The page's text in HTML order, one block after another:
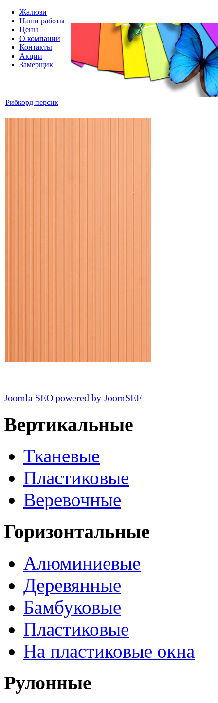
Жалюзи
Наши работы
Цены
О компании
Контакты
Акции
Замерщик
Рибкорд персик
Joomla SEO powered by JoomSEF
Вертикальные
Тканевые
Пластиковые
Веревочные
Горизонтальные
Алюминиевые
Деревянные
Бамбуковые
Пластиковые
На пластиковые окна
Рулонные